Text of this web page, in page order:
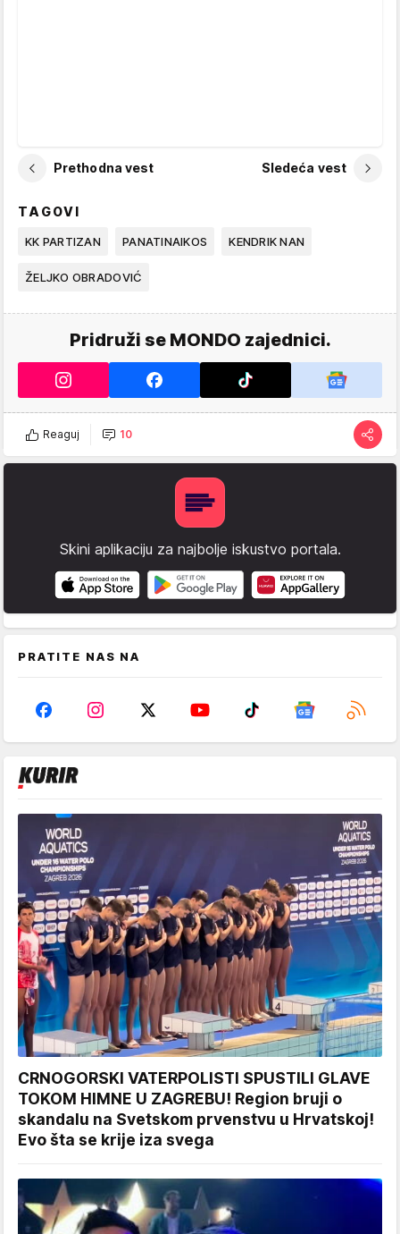
Prethodna vest Sledeća vest
TAGOVI
KK PARTIZAN PANATINAIKOS KENDRIK NAN
ŽELJKO OBRADOVIĆ
Pridruži se MONDO zajednici.
Reaguj 10
Skini aplikaciju za najbolje iskustvo portala.
PRATITE NAS NA
CRNOGORSKI VATERPOLISTI SPUSTILI GLAVE
TOKOM HIMNE U ZAGREBU! Region bruji o
skandalu na Svetskom prvenstvu u Hrvatskoj!
Evo šta se krije iza svega